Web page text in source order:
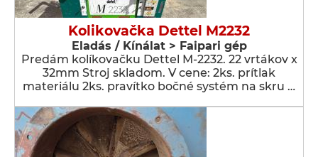
Kolikovačka Dettel M2232
Eladás / Kínálat > Faipari gép
Predám kolíkovačku Dettel M-2232. 22 vrtákov x
32mm Stroj skladom. V cene: 2ks. prítlak
materiálu 2ks. pravítko bočné systém na skru …